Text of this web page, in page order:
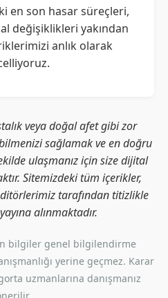
en son hasar süreçleri,
değişiklikleri yakından
anlık olarak
veya doğal afet gibi zor
bilmenizi sağlamak ve en doğru
ulaşmanız için size dijital
Sitemizdeki tüm içerikler,
tarafından titizlikle
alınmaktadır.
bilgiler genel bilgilendirme
yerine geçmez. Karar
uzmanlarına danışmanız